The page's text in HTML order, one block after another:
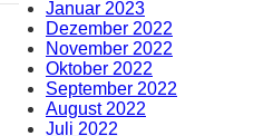
Januar 2023
Dezember 2022
November 2022
Oktober 2022
September 2022
August 2022
Juli 2022